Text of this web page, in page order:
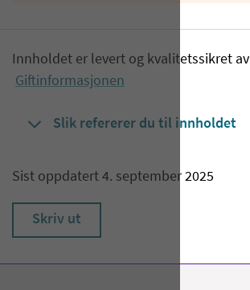
Innholdet er levert og kvalitetssikret av
Giftinformasjonen
Slik refererer du til innholdet
Sist oppdatert 4. september 2025
Skriv ut